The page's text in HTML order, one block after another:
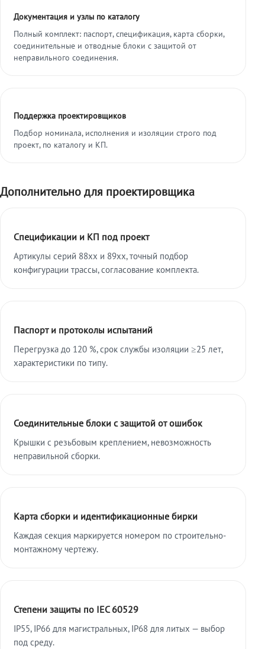
Документация и узлы по каталогу
Полный комплект: паспорт, спецификация, карта сборки,
соединительные и отводные блоки с защитой от
неправильного соединения.
Поддержка проектировщиков
Подбор номинала, исполнения и изоляции строго под
проект, по каталогу и КП.
Дополнительно для проектировщика
Спецификации и КП под проект
Артикулы серий 88xx и 89xx, точный подбор
конфигурации трассы, согласование комплекта.
Паспорт и протоколы испытаний
Перегрузка до 120 %, срок службы изоляции ≥25 лет,
характеристики по типу.
Соединительные блоки с защитой от ошибок
Крышки с резьбовым креплением, невозможность
неправильной сборки.
Карта сборки и идентификационные бирки
Каждая секция маркируется номером по строительно-
монтажному чертежу.
Степени защиты по IEC 60529
IP55, IP66 для магистральных, IP68 для литых — выбор
под среду.